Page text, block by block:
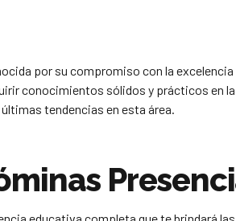
por su compromiso con la
conocimientos sólidos y prácticos
tendencias en esta área.